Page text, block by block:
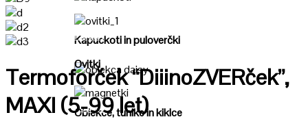
Poglej
Kapuckoti in puloverčki
Poglej
Oblekce, tunike in kiklce
Poglej
Ovitki
Poglej
Termoforček “DiiinoZVERček”,
MAXI (5-99 let)